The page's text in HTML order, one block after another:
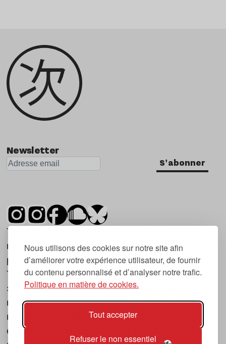
Nous utilisons des cookies sur notre site afin
d’améliorer votre expérience utilisateur, de fournir
du contenu personnalisé et d’analyser notre trafic.
Politique en matière de cookies.
Tout accepter
Refuser le non essentiel
Newsletter
S'abonner
Tsugi est un mensuel indépendant sur la
musique et les nouvelles tendances, dont la
première parution date de 2007.
Tsugi en japonais signifie « prochain », « suivant
», ce qui correspond à la thématique du
magazine, à l’affût des nouvelles tendances
musicales, qu’elles viennent de la musique
électronique, du rock ou du hip hop, et des